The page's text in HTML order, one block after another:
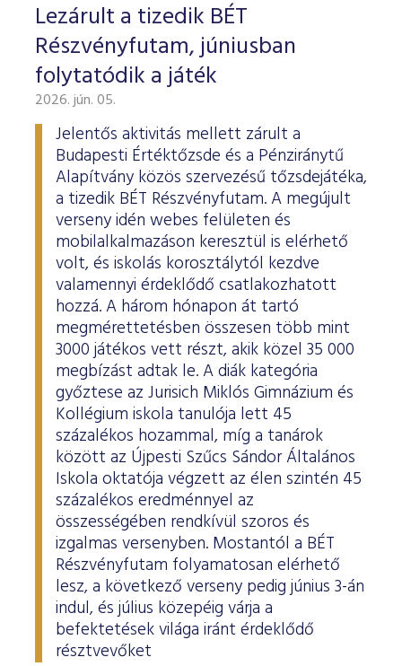
Lezárult a tizedik BÉT
Részvényfutam, júniusban
folytatódik a játék
2026. jún. 05.
Jelentős aktivitás mellett zárult a
Budapesti Értéktőzsde és a Pénziránytű
Alapítvány közös szervezésű tőzsdejátéka,
a tizedik BÉT Részvényfutam. A megújult
verseny idén webes felületen és
mobilalkalmazáson keresztül is elérhető
volt, és iskolás korosztálytól kezdve
valamennyi érdeklődő csatlakozhatott
hozzá. A három hónapon át tartó
megmérettetésben összesen több mint
3000 játékos vett részt, akik közel 35 000
megbízást adtak le. A diák kategória
győztese az Jurisich Miklós Gimnázium és
Kollégium iskola tanulója lett 45
százalékos hozammal, míg a tanárok
között az Újpesti Szűcs Sándor Általános
Iskola oktatója végzett az élen szintén 45
százalékos eredménnyel az
összességében rendkívül szoros és
izgalmas versenyben. Mostantól a BÉT
Részvényfutam folyamatosan elérhető
lesz, a következő verseny pedig június 3-án
indul, és július közepéig várja a
befektetések világa iránt érdeklődő
résztvevőket